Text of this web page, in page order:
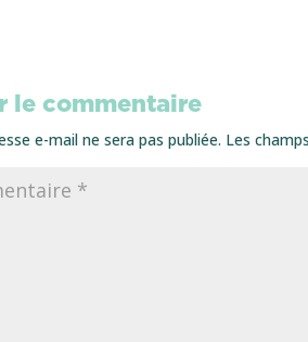
le commentaire
e-mail ne sera pas publiée. Les